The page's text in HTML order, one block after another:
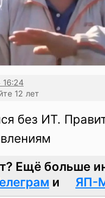
12 лет
без ИТ.
Ещё больше
и ЯП-